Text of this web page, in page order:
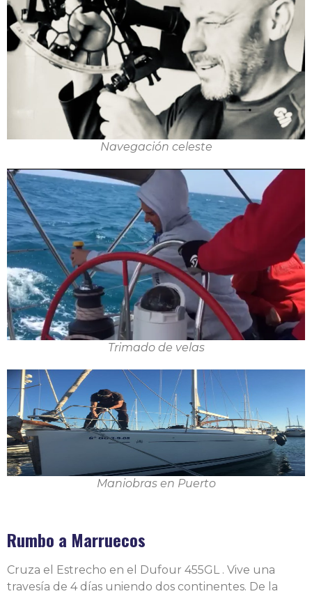
Navegación celeste
Trimado de velas
Maniobras en Puerto
Rumbo a Marruecos
Cruza el Estrecho en el Dufour 455GL . Vive una
travesía de 4 días uniendo dos continentes. De la